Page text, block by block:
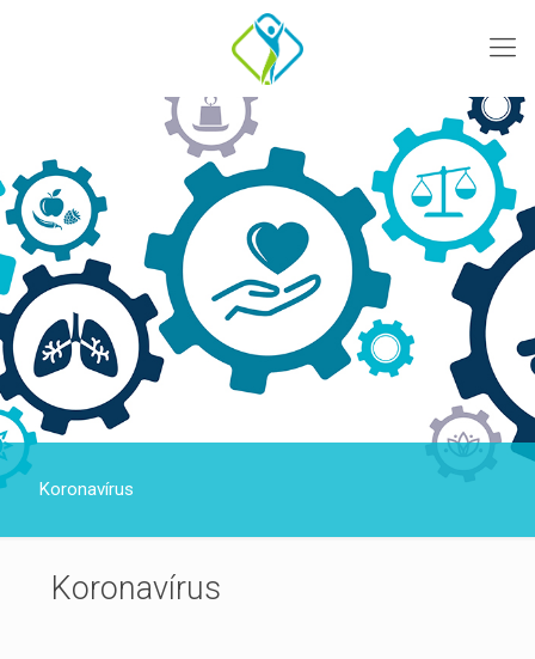
Koronavírus
Koronavírus